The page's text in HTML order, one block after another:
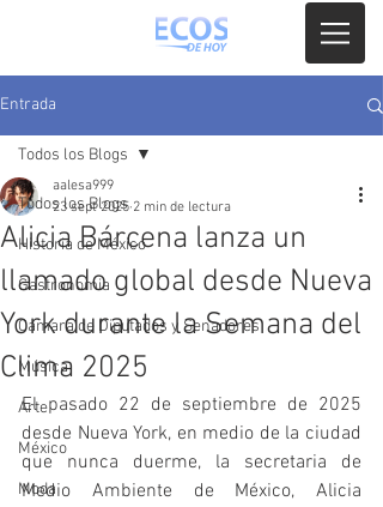
Entrada
Todos los Blogs
Historia de México
Gastronomia
Camara de Diputados y Senadores
Música
Arte
México
Moda
Todos los Blogs
Alicia Bárcena lanza un
llamado global desde Nueva
York durante la Semana del
Clima 2025
aalesa999
23 sept 2025 2 min de lectura
El pasado 22 de septiembre de 2025
desde Nueva York, en medio de la ciudad
que nunca duerme, la secretaria de
Medio Ambiente de México, Alicia